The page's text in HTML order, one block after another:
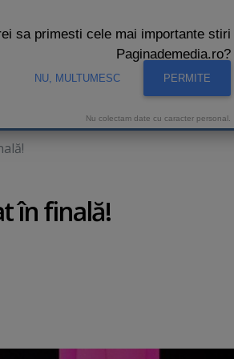
în finală!
sa primesti cele mai importante stiri
Paginademedia.ro?
NU, MULTUMESC PERMITE
Nu colectam date cu caracter personal.